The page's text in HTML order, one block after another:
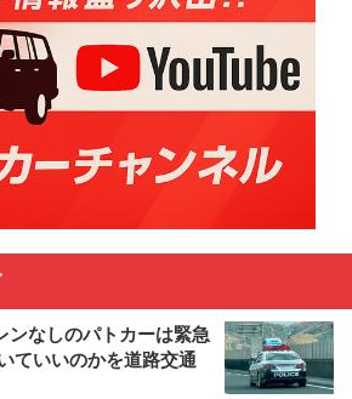
ンなしのパトカーは緊急
ていいのかを道路交通